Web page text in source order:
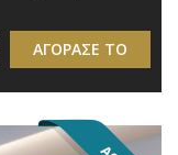
ΑΓΟΡΑΣΕ ΤΟ